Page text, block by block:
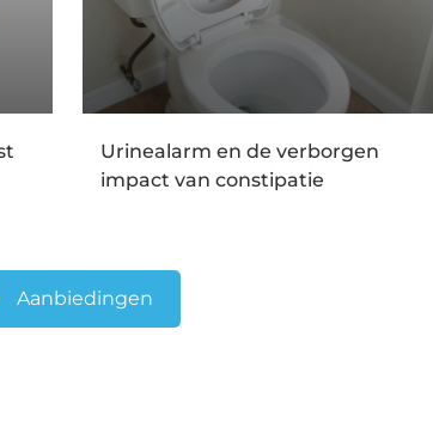
Urinealarm en de verborgen
impact van constipatie
Aanbiedingen